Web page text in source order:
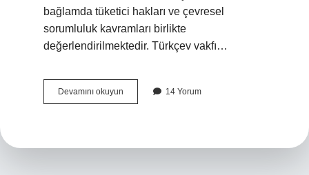
bağlamda tüketici hakları ve çevresel
sorumluluk kavramları birlikte
değerlendirilmektedir. Türkçev vakfı…
Devamını okuyun
Nedir
14 Yorum